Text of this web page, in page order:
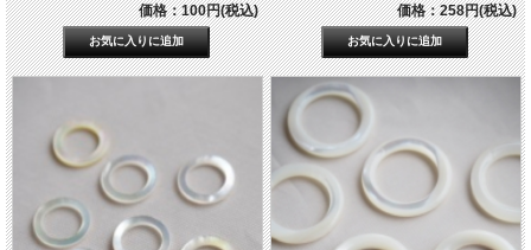
価格：100円(税込)
価格：258円(税込)